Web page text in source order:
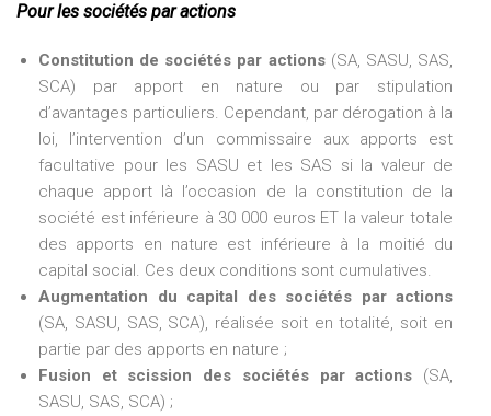
Pour les sociétés par actions
Constitution de sociétés par actions(SA, SASU, SAS,
SCA) par apport en nature ou par stipulation
d’avantages particuliers. Cependant, par dérogation à la
loi, l’intervention d’un commissaire aux apports est
facultative pour les SASU et les SAS si la valeur de
chaque apport là l’occasion de la constitution de la
société est inférieure à 30 000 euros ET la valeur totale
des apports en nature est inférieure à la moitié du
capital social. Ces deux conditions sont cumulatives.
Augmentation du capital des sociétés par actions
(SA, SASU, SAS, SCA), réalisée soit en totalité, soit en
partie par des apports en nature ;
Fusion et scission des sociétés par actions (SA,
SASU, SAS, SCA) ;